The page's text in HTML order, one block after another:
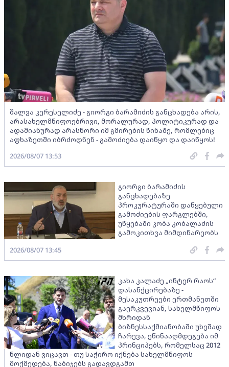
შალვა კერესელიძე - გიორგი ბარამიძის განცხადება არის,
არასახელმწიფოებრივი, მორალურად, პოლიტიკურად და
ადამიანურად არასწორი იმ გმირების წინაშე, რომლებიც
აფხაზეთში იბრძოდნენ - გამოძიება დაიწყო და დაიწყოს!
2026/08/07 13:53
გიორგი ბარამიძის
განცხადებაზე
პროკურატურაში დაწყებული
გამოძიების ფარგლებში,
უწყებაში კობა კობალაძის
გამოკითხვა მიმდინარეობს
2026/08/07 13:45
კახა კალაძე „ინტერ რაოს“
დასანქცირებაზე -
მესაკუთრეები ერთმანეთში
გაერკვევიან, სახელმწიფოს
მხრიდან
ბიზნესსაქმიანობაში უხეშად
ჩარევა, ეწინააღმდეგება იმ
პრინციპებს, რომელსაც 2012
წლიდან ვიცავთ - თუ საჭირო იქნება სახელმწიფოს
მოქმედება, ნაბიჯებს გადავდგამთ